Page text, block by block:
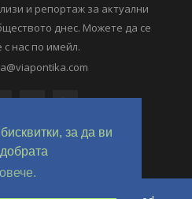
за да ви
и репортаж за актуални
днес. Можете да се
нас по имейл.